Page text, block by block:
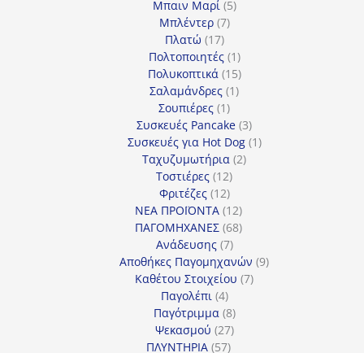
προϊόντα
Μπαιν Μαρί 55
Μπλέντερ 77
Πλατώ 1717
προϊόντα
Πολτοποιητές 11
προϊόν
Πολυκοπτικά 1515
προϊόντα
Σαλαμάνδρες 11
Σουπιέρες 11
προϊόν
Συσκευές Pancake 33
προϊόντα
Συσκευές για Hot Dog 11
Ταχυζυμωτήρια 22
Τοστιέρες 1212
προϊόντα
Φριτέζες 1212
προϊόντα
ΝΕΑ ΠΡΟΪΟΝΤΑ 1212
προϊόντα
ΠΑΓΟΜΗΧΑΝΕΣ 6868
Ανάδευσης 77
προϊόντα
Αποθήκες Παγομηχανών 99
Καθέτου Στοιχείου 77
Παγολέπι 44
προϊόντα
Παγότριμμα 88
προϊόντα
Ψεκασμού 2727
προϊόντα
ΠΛΥΝΤΗΡΙΑ 5757